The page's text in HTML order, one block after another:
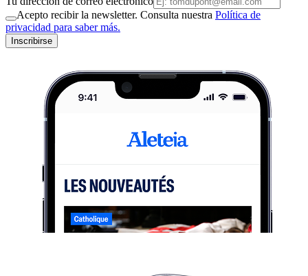
Acepto recibir la newsletter. Consulta nuestra Política de
privacidad para saber más.
Inscribirse